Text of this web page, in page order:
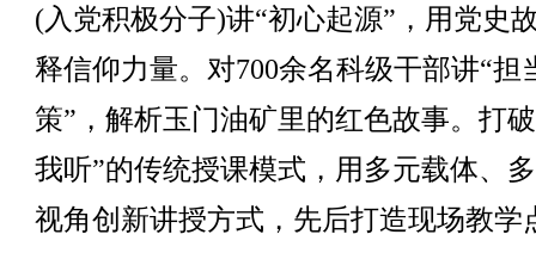
(入党积极分子)讲“初心起源”，用党史
释信仰力量。对700余名科级干部讲“担
策”，解析玉门油矿里的红色故事。打
我听”的传统授课模式，用多元载体、
视角创新讲授方式，先后打造现场教学